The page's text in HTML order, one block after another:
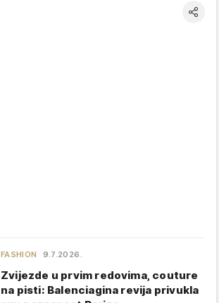
FASHION 9.7.2026.
Zvijezde u prvim redovima, couture
na pisti: Balenciagina revija privukla